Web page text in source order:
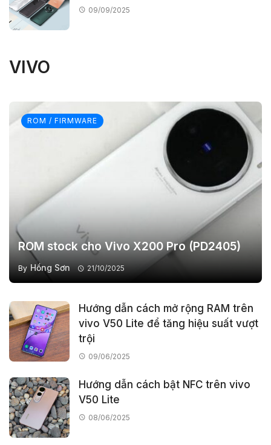
09/09/2025
VIVO
ROM stock cho Vivo X200 Pro (PD2405)
By Hồng Sơn 21/10/2025
ROM / FIRMWARE
Hướng dẫn cách mở rộng RAM trên
vivo V50 Lite để tăng hiệu suất vượt
trội
09/06/2025
Hướng dẫn cách bật NFC trên vivo
V50 Lite
08/06/2025